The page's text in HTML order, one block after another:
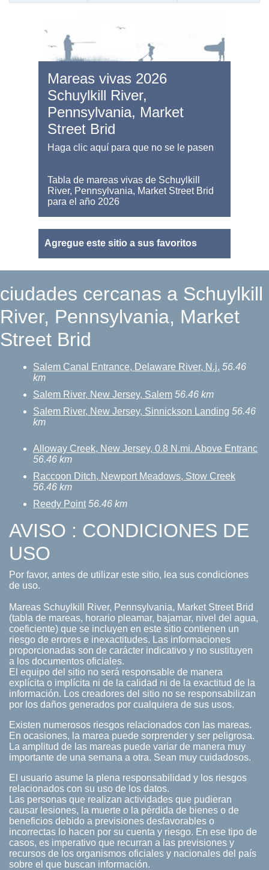
Mareas vivas 2026
Schuylkill River,
Pennsylvania, Market
Street Brid
Haga clic aquí para que no se le pasen
Tabla de mareas vivas de Schuylkill
River, Pennsylvania, Market Street Brid
para el año 2026
Agregue este sitio a sus favoritos
ciudades cercanas a Schuylkill
River, Pennsylvania, Market
Street Brid
Salem Canal Entrance, Delaware River, N.j. 56.46
km
Salem River, New Jersey, Salem 56.46 km
Salem River, New Jersey, Sinnickson Landing 56.46
km
Alloway Creek, New Jersey, 0.8 N.mi. Above Entranc
56.46 km
Raccoon Ditch, Newport Meadows, Stow Creek
56.46 km
Reedy Point 56.46 km
AVISO : CONDICIONES DE
USO
Por favor, antes de utilizar este sitio, lea sus condiciones
de uso.
Mareas Schuylkill River, Pennsylvania, Market Street Brid
(tabla de mareas, horario pleamar, bajamar, nivel del agua,
coeficiente) que se incluyen en este sitio contienen un
riesgo de errores e inexactitudes. Las informaciones
proporcionadas son de carácter indicativo y no sustituyen
a los documentos oficiales.
El equipo del sitio no será responsable de manera
explícita o implícita ni de la calidad ni de la exactitud de la
información. Los creadores del sitio no se responsabilizan
por los daños generados por cualquiera de sus usos.
Existen numerosos riesgos relacionados con las mareas.
En ocasiones, la marea puede sorprender y ser peligrosa.
La amplitud de las mareas puede variar de manera muy
importante de una semana a otra. Sean muy cuidadosos.
El usuario asume la plena responsabilidad y los riesgos
relacionados con su uso de los datos.
Las personas que realizan actividades que pudieran
causar lesiones, la muerte o la pérdida de bienes o de
beneficios debido a previsiones desfavorables o
incorrectas lo hacen por su cuenta y riesgo. En ese tipo de
casos, es imperativo que recurran a las previsiones y
recursos de los organismos oficiales y nacionales del país
sobre el que buscan información.